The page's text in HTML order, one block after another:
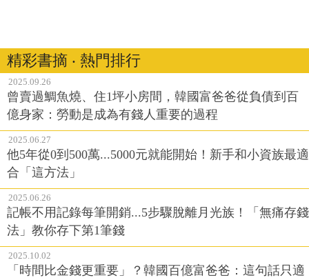
精彩書摘 ‧ 熱門排行
2025.09.26
曾賣過鯛魚燒、住1坪小房間，韓國富爸爸從負債到百
億身家：勞動是成為有錢人重要的過程
2025.06.27
他5年從0到500萬...5000元就能開始！新手和小資族最適
合「這方法」
2025.06.26
記帳不用記錄每筆開銷...5步驟脫離月光族！「無痛存錢
法」教你存下第1筆錢
2025.10.02
「時間比金錢更重要」？韓國百億富爸爸：這句話只適